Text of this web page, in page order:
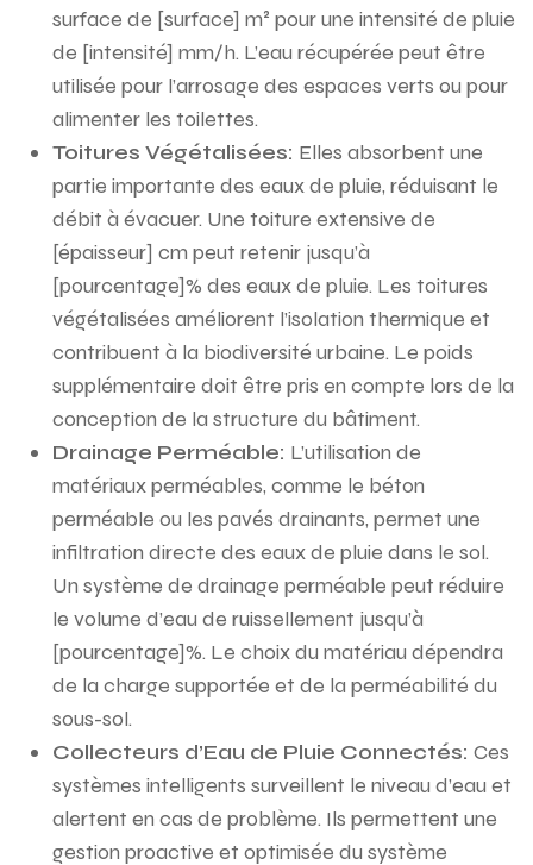
surface de [surface] m² pour une intensité de pluie
de [intensité] mm/h. L’eau récupérée peut être
utilisée pour l’arrosage des espaces verts ou pour
alimenter les toilettes.
Toitures Végétalisées: Elles absorbent une
partie importante des eaux de pluie, réduisant le
débit à évacuer. Une toiture extensive de
[épaisseur] cm peut retenir jusqu’à
[pourcentage]% des eaux de pluie. Les toitures
végétalisées améliorent l’isolation thermique et
contribuent à la biodiversité urbaine. Le poids
supplémentaire doit être pris en compte lors de la
conception de la structure du bâtiment.
Drainage Perméable: L’utilisation de
matériaux perméables, comme le béton
perméable ou les pavés drainants, permet une
infiltration directe des eaux de pluie dans le sol.
Un système de drainage perméable peut réduire
le volume d’eau de ruissellement jusqu’à
[pourcentage]%. Le choix du matériau dépendra
de la charge supportée et de la perméabilité du
sous-sol.
Collecteurs d’Eau de Pluie Connectés: Ces
systèmes intelligents surveillent le niveau d’eau et
alertent en cas de problème. Ils permettent une
gestion proactive et optimisée du système